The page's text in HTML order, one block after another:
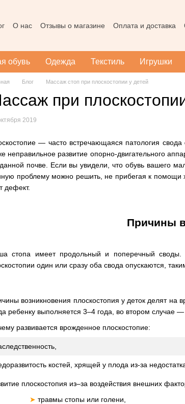
О нас Отзывы о магазине Оплата и доставка
обувь Одежда Текстиль Игрушки
Блог Массаж стоп при плоскостопии у детей
при
2019
— часто встречающаяся патология
неправильное развитие опорно-двигательного
почве. Если вы увидели, что обувь вашего
проблему можно решить, не прибегая к помощи
дефект.
Причины
стопа имеет продольный и поперечный своды.
один или сразу оба свода опускаются,
возникновения плоскостопия у деток делят
ребенку выполняется 3–4 года, во втором случае —
развивается врожденное плоскостопие:
костей, хрящей у плода из-за
плоскостопия из–за воздействия внешних
➤ травмы стопы или голени,